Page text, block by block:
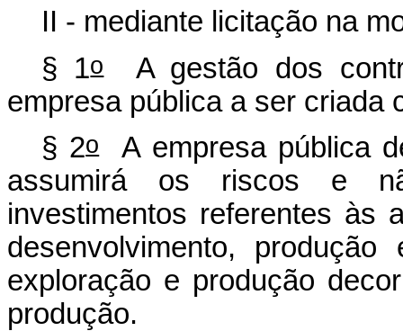
II - mediante licitação na
§ 1oA gestão dos
empresa pública a ser criada
§ 2oA empresa pública
assumirá os riscos e
investimentos referentes às
desenvolvimento,
exploração e produção
produção.